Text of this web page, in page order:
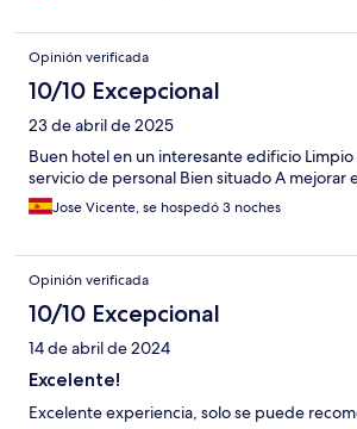
Opinión verificada
10/10 Excepcional
23 de abril de 2025
Buen hotel en un interesante edificio
servicio de personal Bien situado A mejorar
Jose Vicente, se hospedó 3 noches
Opinión verificada
10/10 Excepcional
14 de abril de 2024
Excelente!
Excelente experiencia, solo se puede